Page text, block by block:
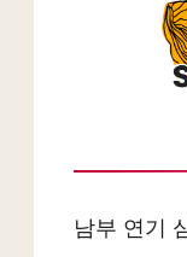
남부 연기